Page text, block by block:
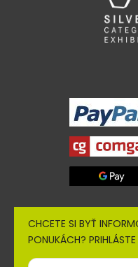
CHCETE SI BYŤ
PONUKÁCH?